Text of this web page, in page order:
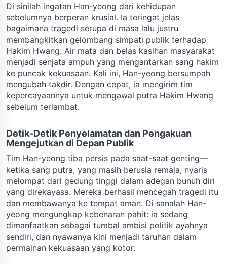
Di sinilah ingatan Han-yeong dari kehidupan
sebelumnya berperan krusial. Ia teringat jelas
bagaimana tragedi serupa di masa lalu justru
membangkitkan gelombang simpati publik terhadap
Hakim Hwang. Air mata dan belas kasihan masyarakat
menjadi senjata ampuh yang mengantarkan sang hakim
ke puncak kekuasaan. Kali ini, Han-yeong bersumpah
mengubah takdir. Dengan cepat, ia mengirim tim
kepercayaannya untuk mengawal putra Hakim Hwang
sebelum terlambat.
Detik-Detik Penyelamatan dan Pengakuan
Mengejutkan di Depan Publik
Tim Han-yeong tiba persis pada saat-saat genting—
ketika sang putra, yang masih berusia remaja, nyaris
melompat dari gedung tinggi dalam adegan bunuh diri
yang direkayasa. Mereka berhasil mencegah tragedi itu
dan membawanya ke tempat aman. Di sanalah Han-
yeong mengungkap kebenaran pahit: ia sedang
dimanfaatkan sebagai tumbal ambisi politik ayahnya
sendiri, dan nyawanya kini menjadi taruhan dalam
permainan kekuasaan yang kotor.